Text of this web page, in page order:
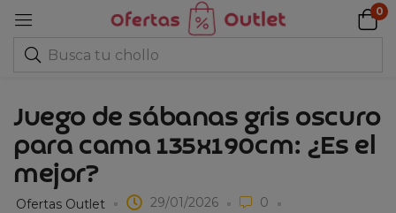
0
Juego de sábanas gris oscuro
para cama 135x190cm: ¿Es el
mejor?
Ofertas Outlet 29/01/2026
0